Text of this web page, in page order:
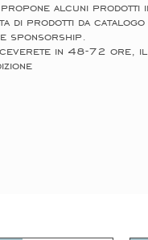
propone alcuni prodotti
di prodotti da catalogo
sponsorship.
in 48-72 ore, il